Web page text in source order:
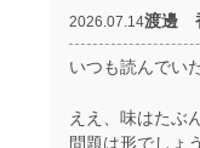
2026.07.14渡邊
いつも読んでい
ええ、味はたぶ
問題は形でしょ